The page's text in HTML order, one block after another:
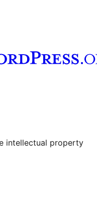
konto
intellectual property